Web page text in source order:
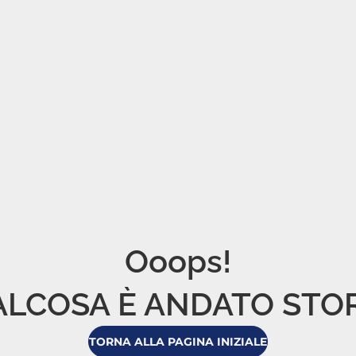
Ooops!
È ANDATO
TORNA ALLA PAGINA INIZIALE